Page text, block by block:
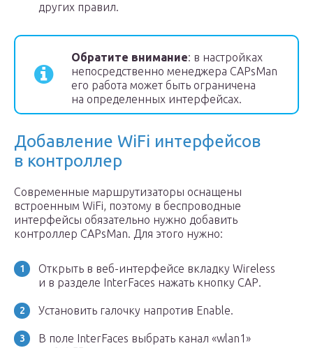
других правил.
Обратите внимание: в настройках
непосредственно менеджера CAPsMan
его работа может быть ограничена
на определенных интерфейсах.
Добавление WiFi интерфейсов
в контроллер
Современные маршрутизаторы оснащены
встроенным WiFi, поэтому в беспроводные
интерфейсы обязательно нужно добавить
контроллер CAPsMan. Для этого нужно:
Открыть в веб-интерфейсе вкладку Wireless
и в разделе InterFaces нажать кнопку САР.
Установить галочку напротив Enable.
В поле InterFaces выбрать канал «wlan1»